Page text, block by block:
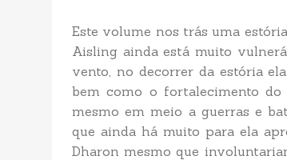
Este volume nos trás uma
Aisling ainda está muito
vento, no decorrer da estória
bem como o fortalecimento
mesmo em meio a guerras e
que ainda há muito para ela
Dharon mesmo que